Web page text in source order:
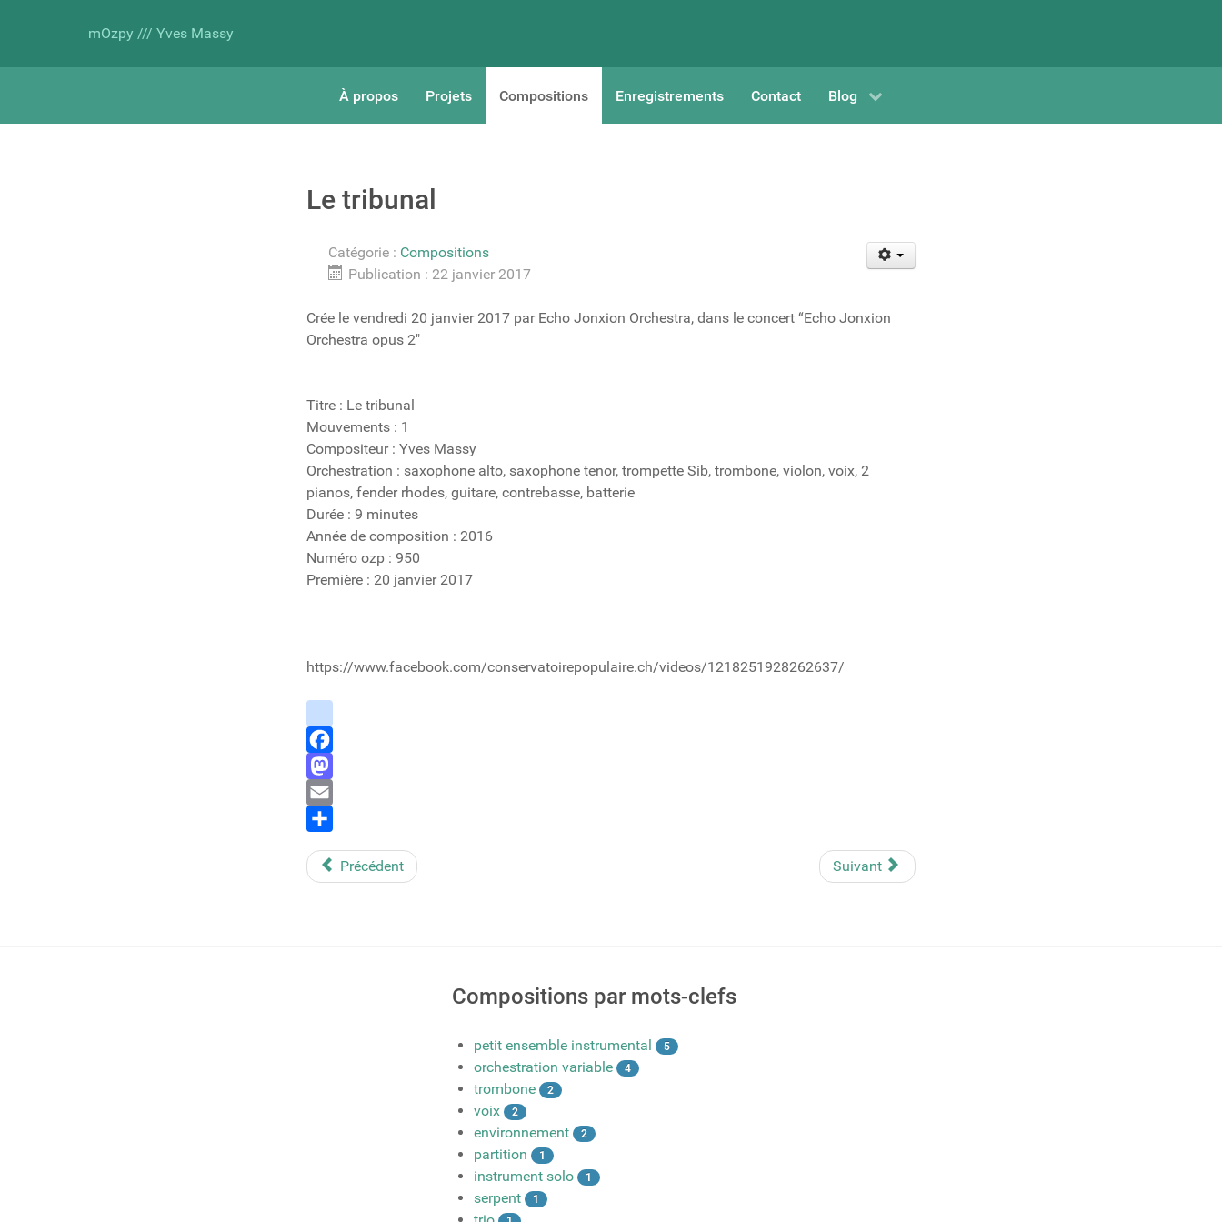
mOzpy /// Yves Massy
À propos Projets Compositions Enregistrements Contact Blog
Le tribunal
Catégorie : Compositions
Publication : 22 janvier 2017
Crée le vendredi 20 janvier 2017 par Echo Jonxion Orchestra, dans le concert “Echo Jonxion
Orchestra opus 2"
Titre : Le tribunal
Mouvements : 1
Compositeur : Yves Massy
Orchestration : saxophone alto, saxophone tenor, trompette Sib, trombone, violon, voix, 2
pianos, fender rhodes, guitare, contrebasse, batterie
Durée : 9 minutes
Année de composition : 2016
Numéro ozp : 950
Première : 20 janvier 2017
https://www.facebook.com/conservatoirepopulaire.ch/videos/1218251928262637/
instagram
Facebook
Mastodon
Email
Précédent
Suivant
Compositions par mots-clefs
petit ensemble instrumental 5
orchestration variable 4
trombone 2
voix 2
environnement 2
partition 1
instrument solo 1
serpent 1